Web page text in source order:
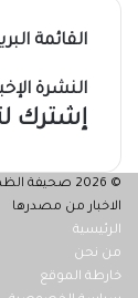
القائمة
النشرة
إشترك
© 2026 صحيفة الظهيرة |
الاخبار من مصدرها
الرئيسية
من نحن
خارطة الموقع